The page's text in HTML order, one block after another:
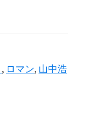
, ロマン, 山中浩